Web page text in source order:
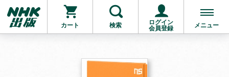
カート 検索
ログイン
会員登録
メニュー